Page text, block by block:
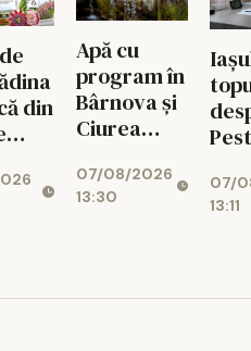
din
Apă cu
program în
Bârnova și
Ciurea
august
07/08/2026
13:30
07/
13:11